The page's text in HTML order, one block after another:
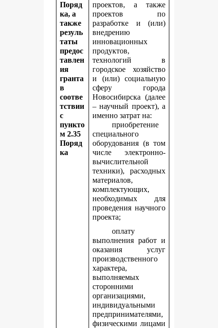
Поряд
ка, а
также
резуль
таты
предос
тавлен
ия
гранта
в
соотве
тствии
с
пункто
м 2.35
Поряд
ка
проектов, а также
проектов по
разработке и (или)
внедрению
инновационных
продуктов,
технологий в
городское хозяйство
и (или) социальную
сферу города
Новосибирска (далее
– научный проект), а
именно затрат на:
приобретение
специального
оборудования (в том
числе электронно-
вычислительной
техники), расходных
материалов,
комплектующих,
необходимых для
проведения научного
проекта;
оплату
выполнения работ и
оказания услуг
производственного
характера,
выполняемых
сторонними
организациями,
индивидуальными
предпринимателями,
физическими лицами